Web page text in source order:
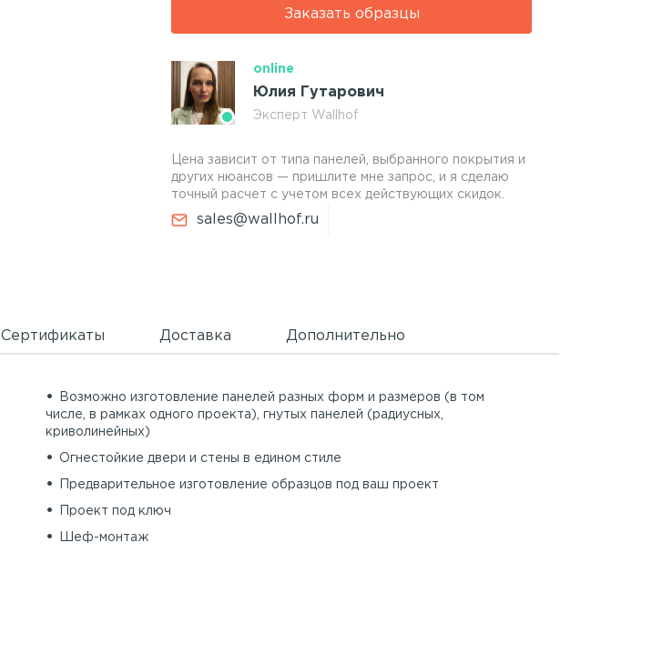
Заказать образцы
online
Юлия Гутарович
Эксперт Wallhof
Цена зависит от типа панелей, выбранного покрытия и
других нюансов — пришлите мне запрос, и я сделаю
точный расчет с учетом всех действующих скидок.
sales@wallhof.ru
Сертификаты Доставка Дополнительно
Возможно изготовление панелей разных форм и размеров (в том
числе, в рамках одного проекта), гнутых панелей (радиусных,
криволинейных)
Огнестойкие двери и стены в едином стиле
Предварительное изготовление образцов под ваш проект
Проект под ключ
Шеф-монтаж